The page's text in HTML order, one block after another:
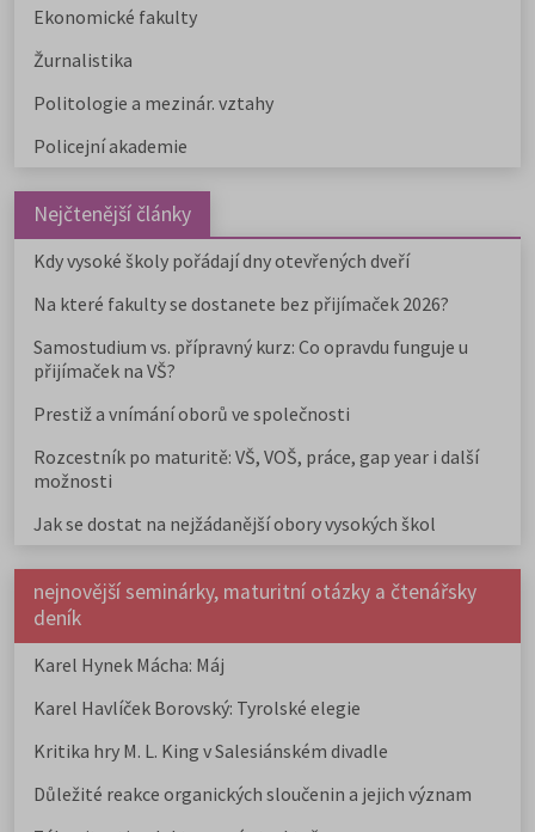
Ekonomické fakulty
Žurnalistika
Politologie a mezinár. vztahy
Policejní akademie
Nejčtenější články
Kdy vysoké školy pořádají dny otevřených dveří
Na které fakulty se dostanete bez přijímaček 2026?
Samostudium vs. přípravný kurz: Co opravdu funguje u
přijímaček na VŠ?
Prestiž a vnímání oborů ve společnosti
Rozcestník po maturitě: VŠ, VOŠ, práce, gap year i další
možnosti
Jak se dostat na nejžádanější obory vysokých škol
nejnovější seminárky, maturitní otázky a čtenářsky
deník
Karel Hynek Mácha: Máj
Karel Havlíček Borovský: Tyrolské elegie
Kritika hry M. L. King v Salesiánském divadle
Důležité reakce organických sloučenin a jejich význam